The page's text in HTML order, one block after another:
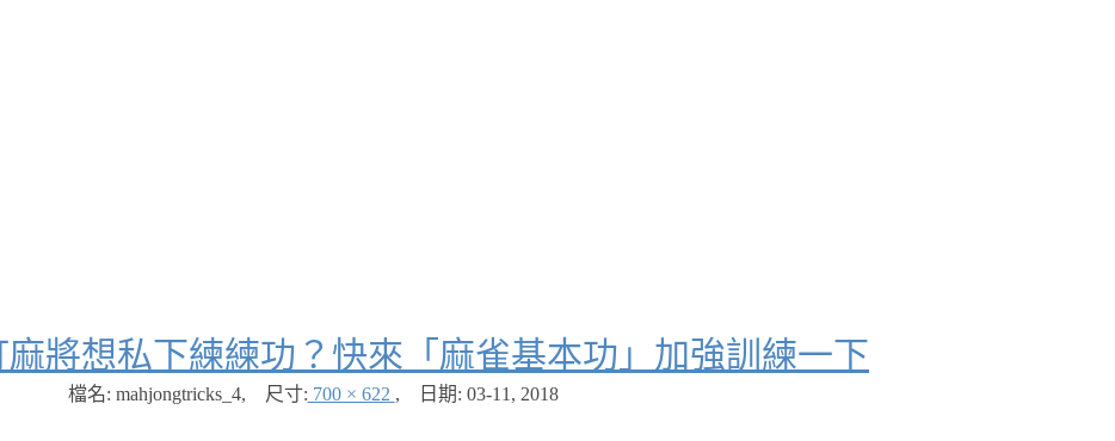
麻將想私下練練功？快來「麻雀基本功」加強訓練一下
檔名: mahjongtricks_4, 尺寸: 700 × 622 , 日期: 03-11, 2018